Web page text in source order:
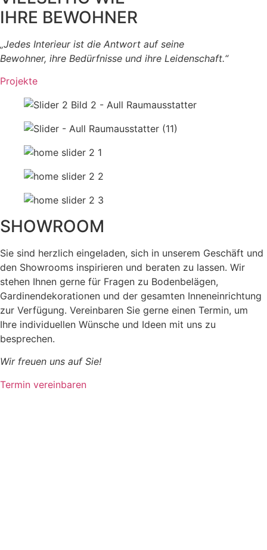
IHRE BEWOHNER
„Jedes Interieur ist die Antwort auf seine
Bewohner, ihre Bedürfnisse und ihre Leidenschaft.“
Projekte
SHOWROOM
Sie sind herzlich eingeladen, sich in unserem Geschäft und
den Showrooms inspirieren und beraten zu lassen. Wir
stehen Ihnen gerne für Fragen zu Bodenbelägen,
Gardinendekorationen und der gesamten Inneneinrichtung
zur Verfügung. Vereinbaren Sie gerne einen Termin, um
Ihre individuellen Wünsche und Ideen mit uns zu
besprechen.
Wir freuen uns auf Sie!
Termin vereinbaren